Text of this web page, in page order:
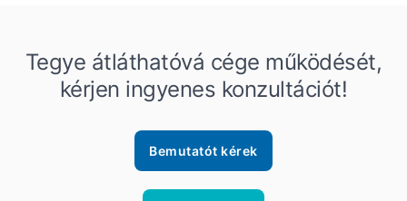
Tegye átláthatóvá cége működését,
kérjen ingyenes konzultációt!
Bemutatót kérek